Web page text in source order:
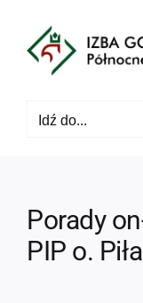
zawartości
Idź do...
Porady
PIP o. Piła